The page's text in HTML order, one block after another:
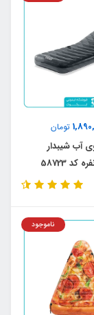
تومان
آب شیبدار
58723
ناموجود